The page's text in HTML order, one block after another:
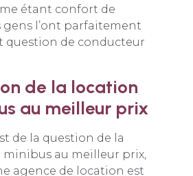
étant confort de
gens l’ont parfaitement
question de conducteur
de la location
au meilleur prix
de la question de la
minibus au meilleur prix,
agence de location est